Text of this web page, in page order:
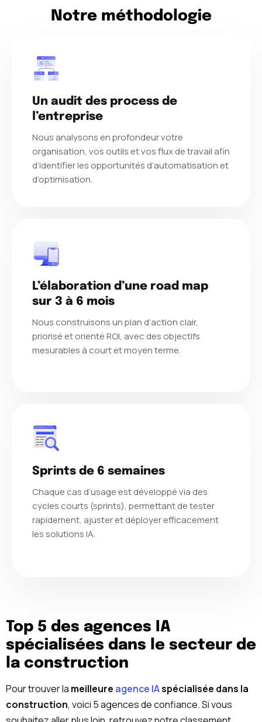
Notre méthodologie
Un audit des process de
l’entreprise
Nous analysons en profondeur votre
organisation, vos outils et vos flux de travail afin
d’identifier les opportunités d’automatisation et
d’optimisation.
L’élaboration d’une road map
sur 3 à 6 mois
Nous construisons un plan d’action clair,
priorisé et orienté ROI, avec des objectifs
mesurables à court et moyen terme.
Sprints de 6 semaines
Chaque cas d’usage est développé via des
cycles courts (sprints), permettant de tester
rapidement, ajuster et déployer efficacement
les solutions IA.
Top 5 des agences IA
spécialisées dans le secteur de
la construction
Pour trouver la meilleure agence IAspécialisée dans la
construction, voici 5 agences de confiance. Si vous